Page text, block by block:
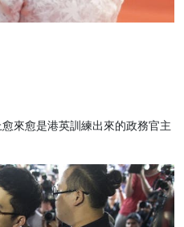
來愈是港英訓練出來的政務官主